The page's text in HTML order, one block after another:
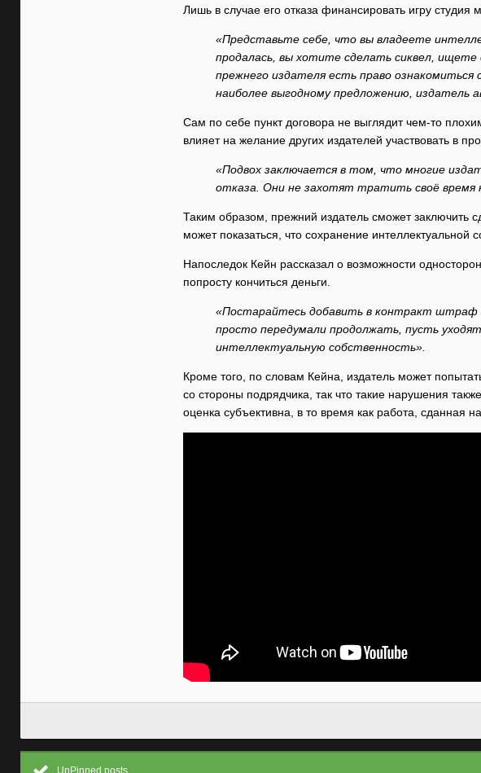
Лишь в случае его отказа финансировать игру студия
«Представьте себе, что вы владеете
продалась, вы хотите сделать сиквел, ищете
прежнего издателя есть право
наиболее выгодному предложению, издатель
Сам по себе пункт договора не выглядит чем-то
влияет на желание других издателей участвовать в
«Подвох заключается в том, что многие
отказа. Они не захотят тратить своё
Таким образом, прежний издатель сможет заключить
может показаться, что сохранение
Напоследок Кейн рассказал о возможности
попросту кончиться деньги.
«Постарайтесь добавить в контракт штраф
просто передумали продолжать, пусть
интеллектуальную собственность».
Кроме того, по словам Кейна, издатель может
со стороны подрядчика, так что такие нарушения
оценка субъективна, в то время как работа, сданная
UnPinned posts